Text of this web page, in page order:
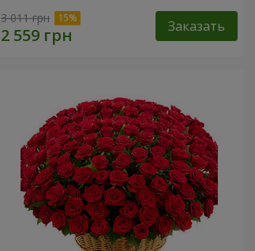
3 011 грн Заказать